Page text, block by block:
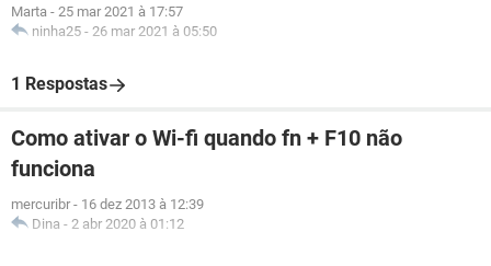
Marta - 25 mar 2021 à 17:57
ninha25 - 26 mar 2021 à 05:50
1 Respostas
Como ativar o Wi-fi quando fn + F10 não
funciona
mercuribr - 16 dez 2013 à 12:39
Dina - 2 abr 2020 à 01:12